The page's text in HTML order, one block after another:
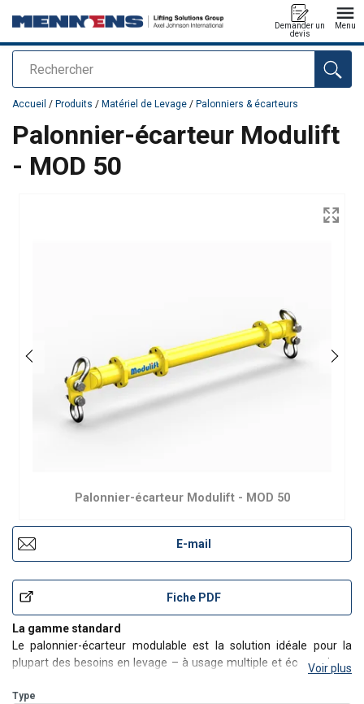
Rechercher
Demander un
devis
Menu
Ajouté au panier
Accueil / Produits / Matériel de Levage / Palonniers & écarteurs
Palonnier-écarteur Modulift
- MOD 50
Palonnier-écarteur Modulift - MOD 50
E-mail
Fiche PDF
La gamme standard
Le palonnier-écarteur modulable est la solution idéale pour la
plupart des besoins en levage – à usage multiple et économique.
jusqu’à 50 tonnes. Longueur maximale de 8m à 13m avec
Voir plus
Type